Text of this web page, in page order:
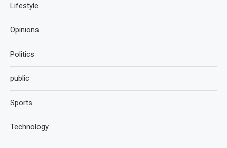
Lifestyle
Opinions
Politics
public
Sports
Technology